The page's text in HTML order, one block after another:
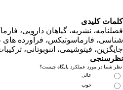
کلیدی
نشریه، گیاهان دارویی،
فارماسوتیکس، فرآورده های
فیتوشیمی، اتنوبوتانی، ترکیبات
در مورد عملکرد پایگاه چیست؟